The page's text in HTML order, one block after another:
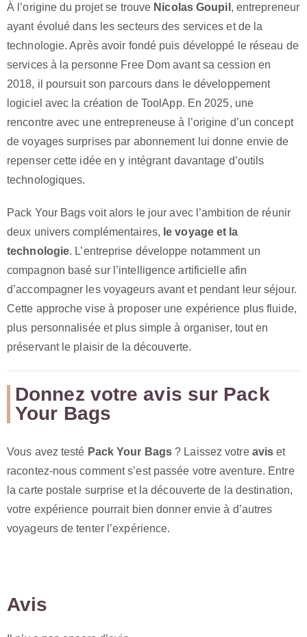
À l’origine du projet se trouve Nicolas Goupil , entrepreneur
ayant évolué dans les secteurs des services et de la
technologie. Après avoir fondé puis développé le réseau de
services à la personne Free Dom avant sa cession en
2018, il poursuit son parcours dans le développement
logiciel avec la création de ToolApp. En 2025, une
rencontre avec une entrepreneuse à l’origine d’un concept
de voyages surprises par abonnement lui donne envie de
repenser cette idée en y intégrant davantage d’outils
technologiques.
Pack Your Bags voit alors le jour avec l’ambition de réunir
deux univers complémentaires, le voyage et la
technologie. L’entreprise développe notamment un
compagnon basé sur l’intelligence artificielle afin
d’accompagner les voyageurs avant et pendant leur séjour.
Cette approche vise à proposer une expérience plus fluide,
plus personnalisée et plus simple à organiser, tout en
préservant le plaisir de la découverte.
Donnez votre avis sur Pack
Your Bags
Vous avez testé Pack Your Bags ? Laissez votre avis et
racontez-nous comment s’est passée votre aventure. Entre
la carte postale surprise et la découverte de la destination,
votre expérience pourrait bien donner envie à d’autres
voyageurs de tenter l’expérience.
Avis